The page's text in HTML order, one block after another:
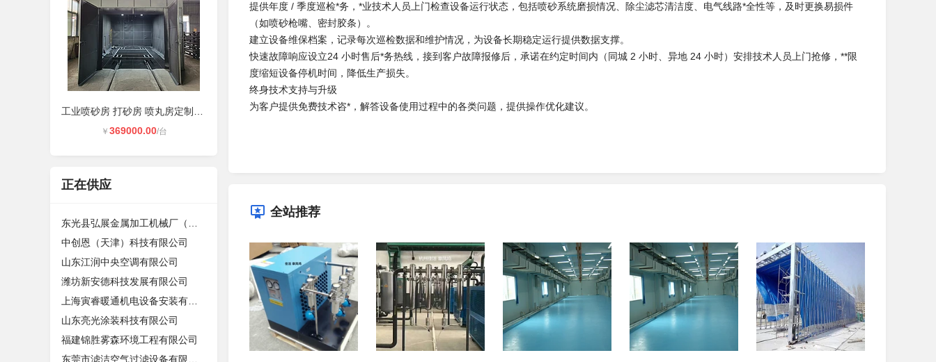
￥ 369000.00/台
正在供应
中创恩（天津）科技有限公司
山东江润中央空调有限公司
潍坊新安德科技发展有限公司
山东亮光涂装科技有限公司
福建锦胜雾森环境工程有限公司
提供年度 / 季度巡检*务，*业技术人员上门检查设备运行状态，包括喷砂系统磨损情况、除尘滤芯清洁度、电气线路*全性等，及时更换易损件
（如喷砂枪嘴、密封胶条）。
建立设备维保档案，记录每次巡检数据和维护情况，为设备长期稳定运行提供数据支撑。
快速故障响应设立24 小时售后*务热线，接到客户故障报修后，承诺在约定时间内（同城 2 小时、异地 24 小时）安排技术人员上门抢修，**限
度缩短设备停机时间，降低生产损失。
终身技术支持与升级
为客户提供免费技术咨*，解答设备使用过程中的各类问题，提供操作优化建议。
全站推荐